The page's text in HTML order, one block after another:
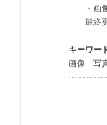
・画
最終
キーワー
画像 写